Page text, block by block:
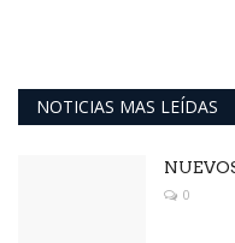
NOTICIAS MAS LEÍDAS
0